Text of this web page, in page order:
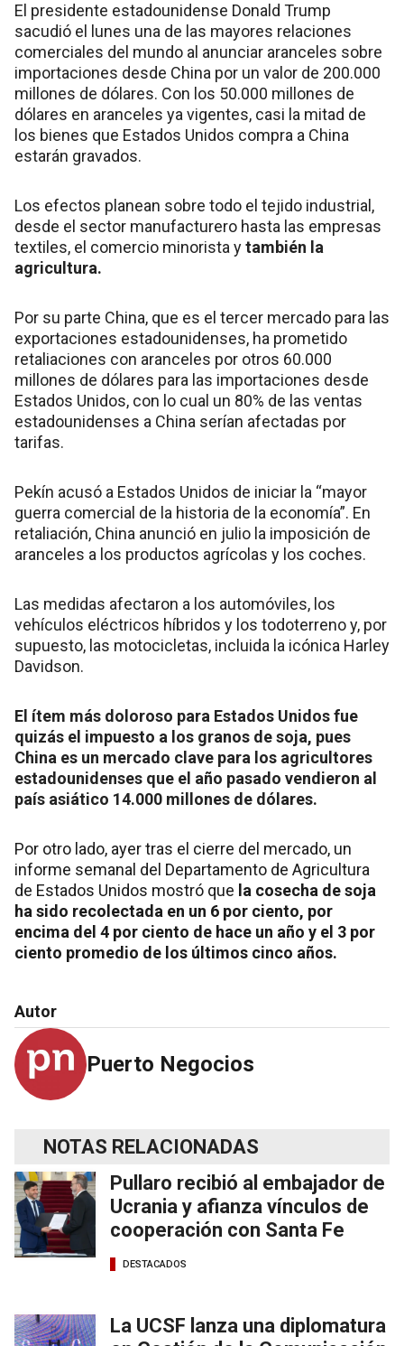
El presidente estadounidense Donald Trump
sacudió el lunes una de las mayores relaciones
comerciales del mundo al anunciar aranceles sobre
importaciones desde China por un valor de 200.000
millones de dólares. Con los 50.000 millones de
dólares en aranceles ya vigentes, casi la mitad de
los bienes que Estados Unidos compra a China
estarán gravados.
Los efectos planean sobre todo el tejido industrial,
desde el sector manufacturero hasta las empresas
textiles, el comercio minorista ytambién la
agricultura.
Por su parte China, que es el tercer mercado para las
exportaciones estadounidenses, ha prometido
retaliaciones con aranceles por otros 60.000
millones de dólares para las importaciones desde
Estados Unidos, con lo cual un 80% de las ventas
estadounidenses a China serían afectadas por
tarifas.
Pekín acusó a Estados Unidos de iniciar la “mayor
guerra comercial de la historia de la economía”. En
retaliación, China anunció en julio la imposición de
aranceles a los productos agrícolas y los coches.
Las medidas afectaron a los automóviles, los
vehículos eléctricos híbridos y los todoterreno y, por
supuesto, las motocicletas, incluida la icónica Harley
Davidson.
El ítem más doloroso para Estados Unidos fue
quizás el impuesto a los granos de soja, pues
China es un mercado clave para los agricultores
estadounidenses que el año pasado vendieron al
país asiático 14.000 millones de dólares.
Por otro lado, ayer tras el cierre del mercado, un
informe semanal del Departamento de Agricultura
de Estados Unidos mostró que la cosecha de soja
ha sido recolectada en un 6 por ciento, por
encima del 4 por ciento de hace un año y el 3 por
ciento promedio de los últimos cinco años.
Autor
Puerto Negocios
NOTAS RELACIONADAS
Pullaro recibió al embajador de
Ucrania y afianza vínculos de
cooperación con Santa Fe
DESTACADOS
La UCSF lanza una diplomatura